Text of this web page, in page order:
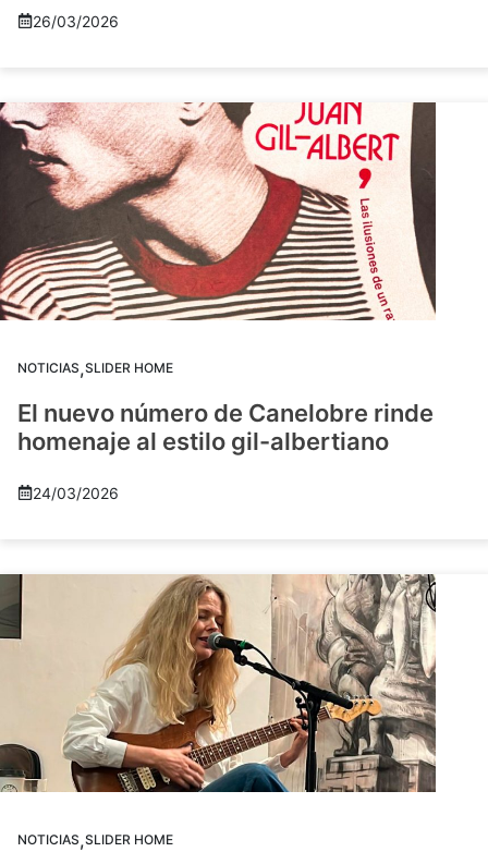
26/03/2026
NOTICIAS,SLIDER HOME
El nuevo número de Canelobre rinde
homenaje al estilo gil-albertiano
24/03/2026
NOTICIAS,SLIDER HOME